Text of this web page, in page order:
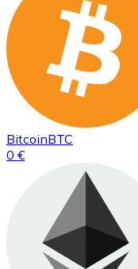
BitcoinBTC
0 €